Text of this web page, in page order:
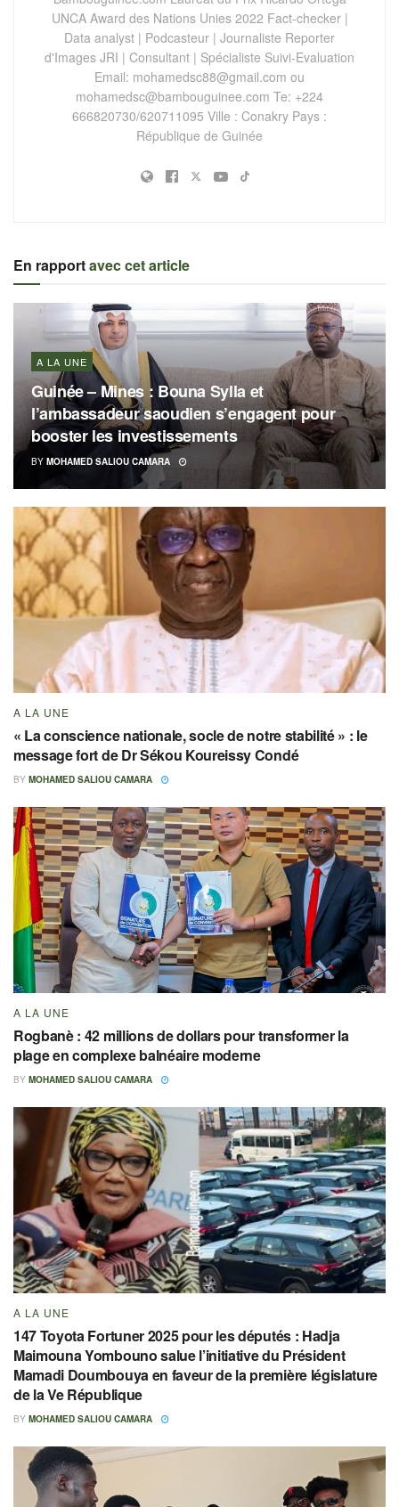
UNCA Award des Nations Unies 2022 Fact-checker |
Data analyst | Podcasteur | Journaliste Reporter
d'Images JRI | Consultant | Spécialiste Suivi-Evaluation
Email: mohamedsc88@gmail.com ou
mohamedsc@bambouguinee.com Te: +224
666820730/620711095 Ville : Conakry Pays :
République de Guinée
En rapportavec cet article
A LA UNE
Guinée – Mines : Bouna Sylla et
l’ambassadeur saoudien s’engagent pour
booster les investissements
BY MOHAMED SALIOU CAMARA
A LA UNE
« La conscience nationale, socle de notre stabilité » : le
message fort de Dr Sékou Koureissy Condé
BY MOHAMED SALIOU CAMARA
A LA UNE
Rogbanè : 42 millions de dollars pour transformer la
plage en complexe balnéaire moderne
BY MOHAMED SALIOU CAMARA
A LA UNE
147 Toyota Fortuner 2025 pour les députés : Hadja
Maimouna Yombouno salue l’initiative du Président
Mamadi Doumbouya en faveur de la première législature
de la Ve République
BY MOHAMED SALIOU CAMARA